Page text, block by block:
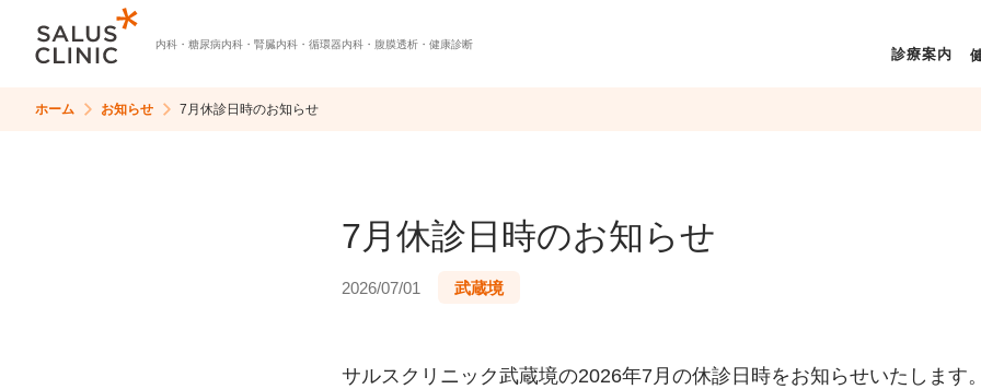
内科・ 糖尿病内科・ 腎臓内科・ 循環器内科・ 腹膜透析・ 健康診断
診療案内
ホーム お知らせ 7月休診日時のお知らせ
7月休診日時のお知らせ
2026/07/01 武蔵境
サルスクリニック武蔵境の2026年7月の休診日時をお知らせいたします